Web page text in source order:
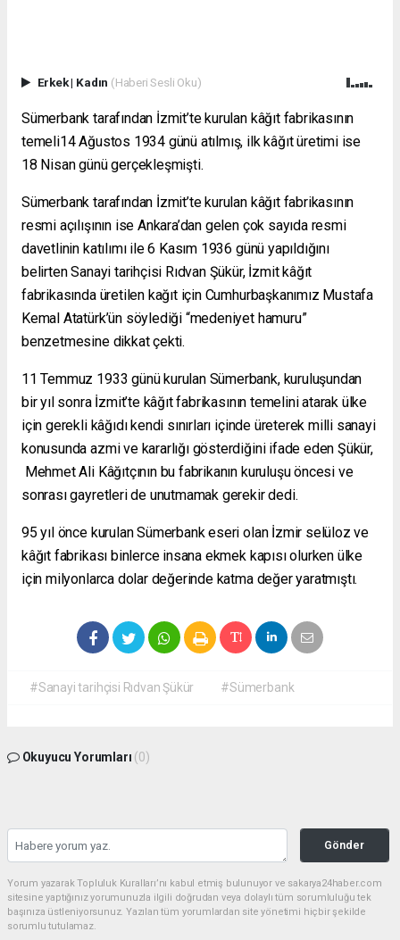
Erkek| Kadın (Haberi Sesli Oku)
Sümerbank tarafından İzmit’te kurulan kâğıt fabrikasının
temeli14 Ağustos 1934 günü atılmış, ilk kâğıt üretimi ise
18 Nisan günü gerçekleşmişti.
Sümerbank tarafından İzmit’te kurulan kâğıt fabrikasının
resmi açılışının ise Ankara’dan gelen çok sayıda resmi
davetlinin katılımı ile 6 Kasım 1936 günü yapıldığını
belirten Sanayi tarihçisi Rıdvan Şükür, İzmit kâğıt
fabrikasında üretilen kağıt için Cumhurbaşkanımız Mustafa
Kemal Atatürk’ün söylediği “medeniyet hamuru”
benzetmesine dikkat çekti.
11 Temmuz 1933 günü kurulan Sümerbank, kuruluşundan
bir yıl sonra İzmit’te kâğıt fabrikasının temelini atarak ülke
için gerekli kâğıdı kendi sınırları içinde üreterek milli sanayi
konusunda azmi ve kararlığı gösterdiğini ifade eden Şükür,
Mehmet Ali Kâğıtçının bu fabrikanın kuruluşu öncesi ve
sonrası gayretleri de unutmamak gerekir dedi.
95 yıl önce kurulan Sümerbank eseri olan İzmir selüloz ve
kâğıt fabrikası binlerce insana ekmek kapısı olurken ülke
için milyonlarca dolar değerinde katma değer yaratmıştı.
#Sanayi tarihçisi Rıdvan Şükür #Sümerbank
Okuyucu Yorumları (0)
Gönder
Yorum yazarak Topluluk Kuralları’nı kabul etmiş bulunuyor ve sakarya24haber.com
sitesine yaptığınız yorumunuzla ilgili doğrudan veya dolaylı tüm sorumluluğu tek
başınıza üstleniyorsunuz. Yazılan tüm yorumlardan site yönetimi hiçbir şekilde
sorumlu tutulamaz.